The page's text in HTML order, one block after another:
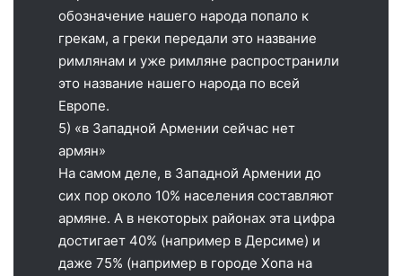
обозначение нашего народа попало к
грекам, а греки передали это название
римлянам и уже римляне распространили
это название нашего народа по всей
Европе.
5) «в Западной Армении сейчас нет
армян»
На самом деле, в Западной Армении до
сих пор около 10% населения составляют
армяне. А в некоторых районах эта цифра
достигает 40% (например в Дерсиме) и
даже 75% (например в городе Хопа на